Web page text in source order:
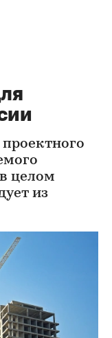
проектного
целом
из